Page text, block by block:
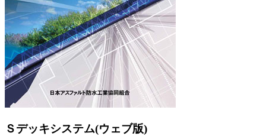
Ｓデッキシステム(ウェブ版)